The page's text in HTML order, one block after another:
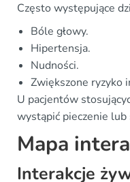
Często występujące
Bóle głowy.
Hipertensja.
Nudności.
Zwiększone ryzyko
U pacjentów
wystąpić pieczenie
Mapa
Interakcje